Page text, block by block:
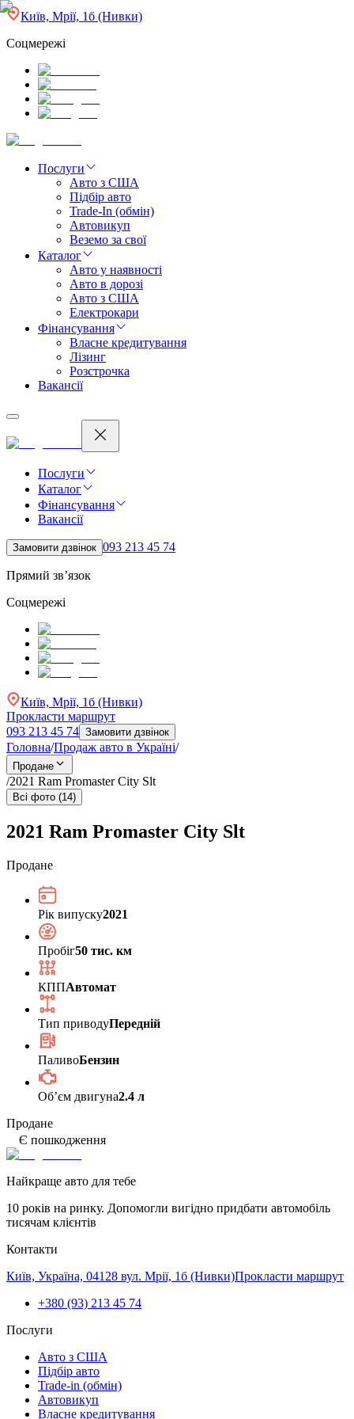
Київ, Мрії, 1б (Нивки)
Соцмережі
Послуги
Авто з США
Підбір авто
Trade-In (обмін)
Автовикуп
Веземо за свої
Каталог
Авто у наявності
Авто в дорозі
Авто з США
Електрокари
Фінансування
Власне кредитування
Лізинг
Розстрочка
Вакансії
Послуги
Каталог
Фінансування
Вакансії
Замовити дзвінок 093 213 45 74
Прямий зв’язок
Соцмережі
Київ, Мрії, 1б (Нивки)
Прокласти маршрут
093 213 45 74 Замовити дзвінок
Головна/Продаж авто в Україні/
Продане
/2021 Ram Promaster City Slt
Всі фото (14)
2021 Ram Promaster City Slt
Продане
Рік випуску2021
Пробіг50 тис. км
КППАвтомат
Тип приводуПередній
ПаливоБензин
Обʼєм двигуна2.4 л
Продане
Є пошкодження
Найкраще авто для тебе
10 років на ринку. Допомогли вигідно придбати автомобіль
тисячам клієнтів
Контакти
Київ, Україна, 04128 вул. Мрії, 1б (Нивки)Прокласти маршрут
+380 (93) 213 45 74
Послуги
Авто з США
Підбір авто
Trade-in (обмін)
Автовикуп
Власне кредитування